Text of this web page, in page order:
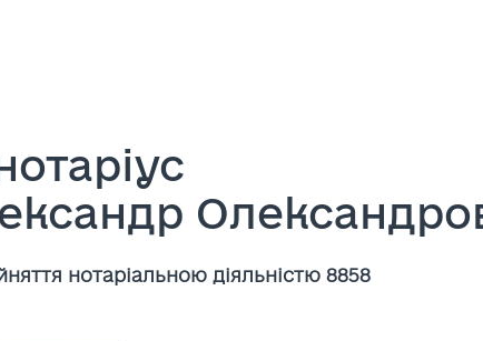
нотаріальною діяльністю 8858